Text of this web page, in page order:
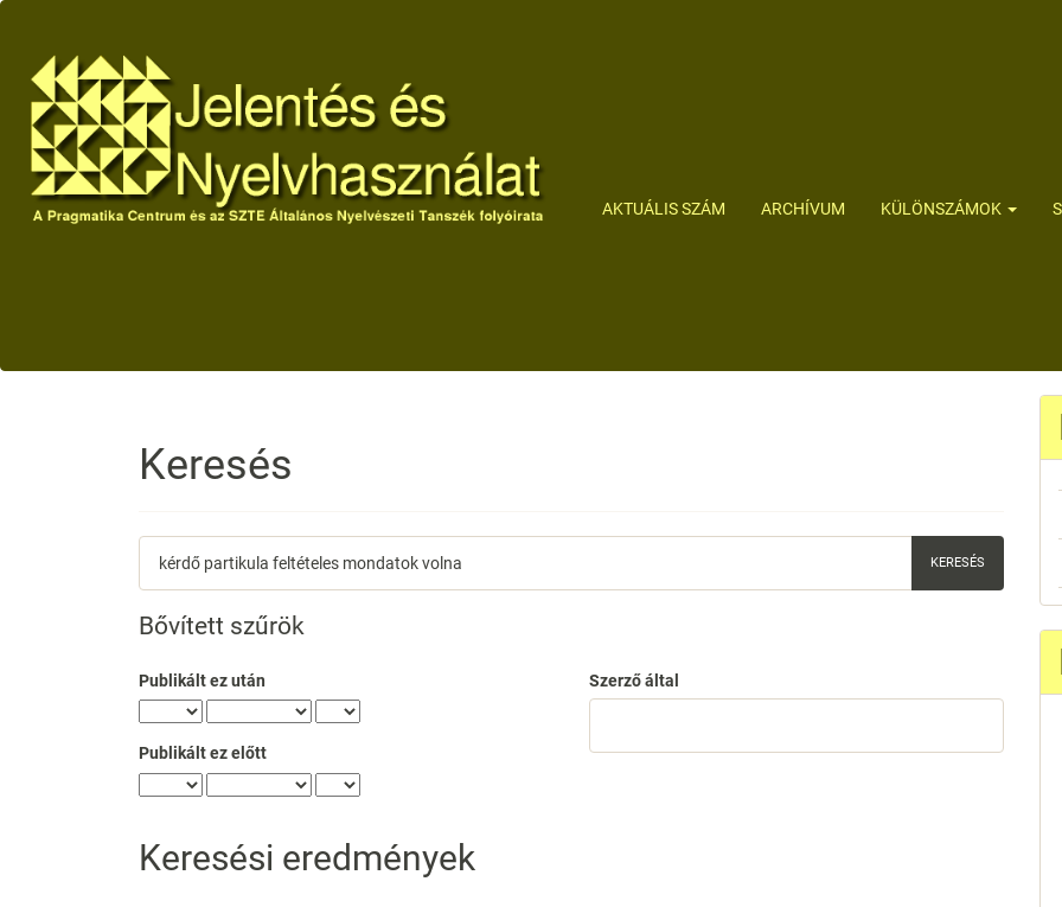
Main
Content
Sidebar
AKTUÁLIS SZÁM ARCHÍVUM KÜLÖNSZÁMOK
Keresés
keresése
Bővített szűrök
Publikált ez után
Publikált ez előtt
Szerző által
Keresési eredmények